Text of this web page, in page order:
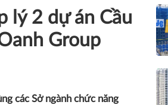
lý 2 dự án Cầu
Group
các Sở ngành chức năng